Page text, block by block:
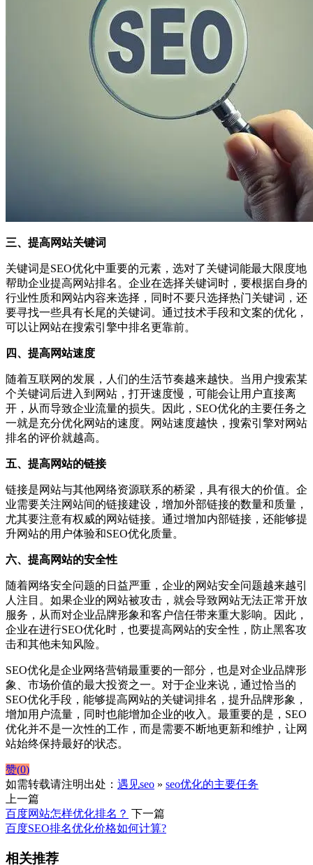
三、提高网站关键词
关键词是SEO优化中重要的元素，选对了关键词能最大限度地
帮助企业提高网站排名。企业在选择关键词时，要根据自身的
行业性质和网站内容来选择，同时不要只选择热门关键词，还
要寻找一些具有长尾的关键词。通过技术手段和文案的优化，
可以让网站在搜索引擎中排名更靠前。
四、提高网站速度
随着互联网的发展，人们的生活节奏越来越快。当用户搜索某
个关键词后进入到网站，打开速度慢，可能会让用户直接离
开，从而导致企业流量的损失。因此，SEO优化的主要任务之
一就是充分优化网站的速度。网站速度越快，搜索引擎对网站
排名的评价就越高。
五、提高网站的链接
链接是网站与其他网络资源联系的桥梁，具有很大的价值。企
业需要关注网站间的链接建设，增加外部链接的数量和质量，
尤其要注意有权威的网站链接。通过增加内部链接，还能够提
升网站的用户体验和SEO优化质量。
六、提高网站的安全性
随着网络安全问题的日益严重，企业的网站安全问题越来越引
人注目。如果企业的网站被攻击，就会导致网站无法正常开放
服务，从而对企业品牌形象和客户信任带来重大影响。因此，
企业在进行SEO优化时，也要提高网站的安全性，防止黑客攻
击和其他未知风险。
SEO优化是企业网络营销最重要的一部分，也是对企业品牌形
象、市场价值的最大投资之一。对于企业来说，通过恰当的
SEO优化手段，能够提高网站的关键词排名，提升品牌形象，
增加用户流量，同时也能增加企业的收入。最重要的是，SEO
优化并不是一次性的工作，而是需要不断地更新和维护，让网
站始终保持最好的状态。
赞(0)
如需转载请注明出处： 遇见seo » seo优化的主要任务
上一篇
百度网站怎样优化排名？ 下一篇
百度SEO排名优化价格如何计算?
相关推荐